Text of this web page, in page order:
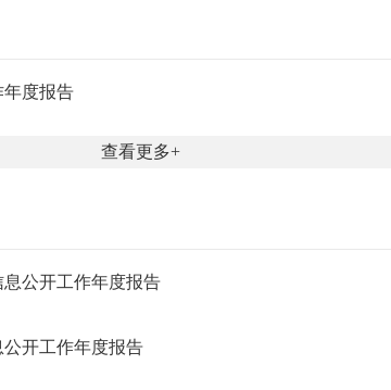
年度报告​
查看更多
公开工作年度报告
公开工作年度报告